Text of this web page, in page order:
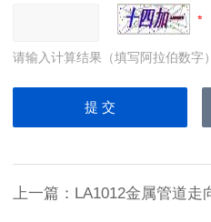
请输入计算结果（填写阿拉伯数字
上一篇： LA1012金属管道走